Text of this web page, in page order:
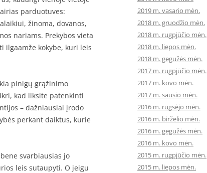
parduotuves:
žinoma, dovanos,
nariams. Prekybos vieta
kokybe, kuri leis
pinigų grąžinimo
kad liksite patenkinti
– dažniausiai įrodo
perkant daiktus, kurie
svarbiausias jo
leis sutaupyti. O jeigu
2019 m. vasario mėn.
2018 m. gruodžio mėn.
2018 m. rugpjūčio mėn.
2018 m. liepos mėn.
2018 m. gegužės mėn.
2017 m. rugpjūčio mėn.
2017 m. kovo mėn.
2017 m. sausio mėn.
2016 m. rugsėjo mėn.
2016 m. birželio mėn.
2016 m. gegužės mėn.
2016 m. kovo mėn.
2015 m. rugpjūčio mėn.
2015 m. liepos mėn.